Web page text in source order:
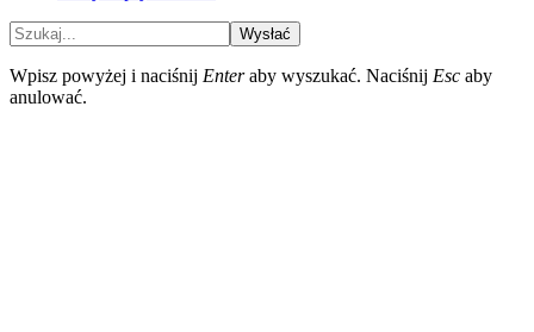
Wysłać
Wpisz powyżej i naciśnij Enteraby wyszukać. Naciśnij Esc aby
anulować.